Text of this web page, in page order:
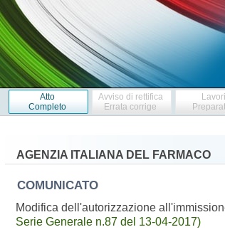
Atto
Completo
Avviso di rettifica
Errata corrige
Lavori
AGENZIA ITALIANA DEL FARMACO
COMUNICATO
Modifica dell'autorizzazione
Serie Generale n.87 del 13-04-2017)